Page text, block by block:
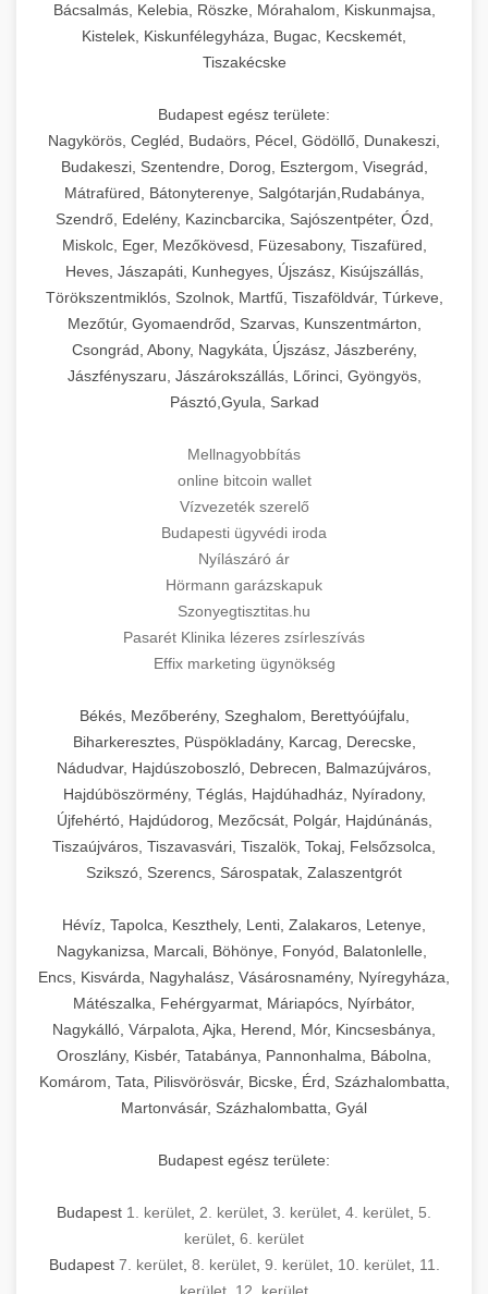
Bácsalmás, Kelebia, Röszke, Mórahalom, Kiskunmajsa,
Kistelek, Kiskunfélegyháza, Bugac, Kecskemét,
Tiszakécske
Budapest egész területe:
Nagykörös, Cegléd, Budaörs, Pécel, Gödöllő, Dunakeszi,
Budakeszi, Szentendre, Dorog, Esztergom, Visegrád,
Mátrafüred, Bátonyterenye, Salgótarján,Rudabánya,
Szendrő, Edelény, Kazincbarcika, Sajószentpéter, Ózd,
Miskolc, Eger, Mezőkövesd, Füzesabony, Tiszafüred,
Heves, Jászapáti, Kunhegyes, Újszász, Kisújszállás,
Törökszentmiklós, Szolnok, Martfű, Tiszaföldvár, Túrkeve,
Mezőtúr, Gyomaendrőd, Szarvas, Kunszentmárton,
Csongrád, Abony, Nagykáta, Újszász, Jászberény,
Jászfényszaru, Jászárokszállás, Lőrinci, Gyöngyös,
Pásztó,Gyula, Sarkad
Mellnagyobbítás
online bitcoin wallet
Vízvezeték szerelő
Budapesti ügyvédi iroda
Nyílászáró ár
Hörmann garázskapuk
Szonyegtisztitas.hu
Pasarét Klinika lézeres zsírleszívás
Effix marketing ügynökség
Békés, Mezőberény, Szeghalom, Berettyóújfalu,
Biharkeresztes, Püspökladány, Karcag, Derecske,
Nádudvar, Hajdúszoboszló, Debrecen, Balmazújváros,
Hajdúböszörmény, Téglás, Hajdúhadház, Nyíradony,
Újfehértó, Hajdúdorog, Mezőcsát, Polgár, Hajdúnánás,
Tiszaújváros, Tiszavasvári, Tiszalök, Tokaj, Felsőzsolca,
Szikszó, Szerencs, Sárospatak, Zalaszentgrót
Hévíz, Tapolca, Keszthely, Lenti, Zalakaros, Letenye,
Nagykanizsa, Marcali, Böhönye, Fonyód, Balatonlelle,
Encs, Kisvárda, Nagyhalász, Vásárosnamény, Nyíregyháza,
Mátészalka, Fehérgyarmat, Máriapócs, Nyírbátor,
Nagykálló, Várpalota, Ajka, Herend, Mór, Kincsesbánya,
Oroszlány, Kisbér, Tatabánya, Pannonhalma, Bábolna,
Komárom, Tata, Pilisvörösvár, Bicske, Érd, Százhalombatta,
Martonvásár, Százhalombatta, Gyál
Budapest egész területe:
Budapest 1. kerület 2. kerület 3. kerület 4. kerület 5.
kerület 6. kerület
Budapest 7. kerület, 8. kerület, 9. kerület, 10. kerület, 11.